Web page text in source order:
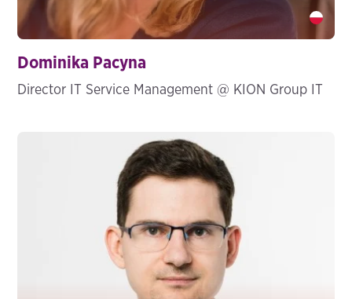
Dominika Pacyna
Director IT Service Management @ KION Group IT